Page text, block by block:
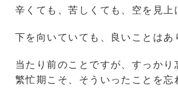
辛くても、苦しくても、空を見上
下を向いていても、良いことはあ
当たり前のことですが、すっかり
繁忙期こそ、そういったことを忘